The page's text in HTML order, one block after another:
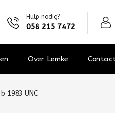
Hulp nodig?
058 215 7472
Over Lemke Contact
1983 UNC